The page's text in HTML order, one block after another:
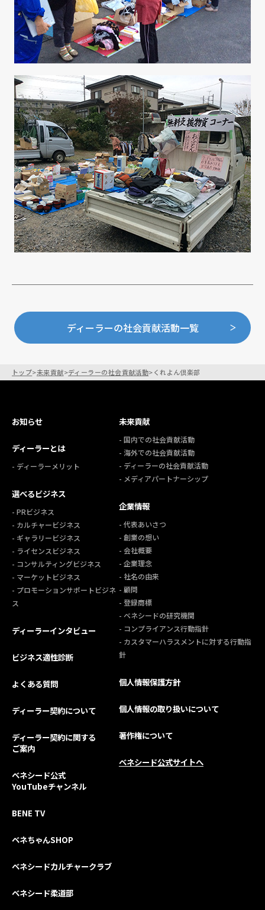
ディーラーの社会貢献活動一覧
トップ>未来貢献>ディーラーの社会貢献活動>くれよん倶楽部
お知らせ
ディーラーとは
- ディーラーメリット
選べるビジネス
- PRビジネス
- カルチャービジネス
- ギャラリービジネス
- ライセンスビジネス
- コンサルティングビジネス
- マーケットビジネス
- プロモーションサポートビジネ
ス
ディーラーインタビュー
ビジネス適性診断
よくある質問
ディーラー契約について
ディーラー契約に関する
ご案内
ベネシード公式
YouTubeチャンネル
BENE TV
ベネちゃんSHOP
ベネシードカルチャークラブ
ベネシード柔道部
未来貢献
- 国内での社会貢献活動
- 海外での社会貢献活動
- ディーラーの社会貢献活動
- メディアパートナーシップ
企業情報
- 代表あいさつ
- 創業の想い
- 会社概要
- 企業理念
- 社名の由来
- 顧問
- 登録商標
- ベネシードの研究機関
- コンプライアンス行動指針
- カスタマーハラスメントに対する行動指
針
個人情報保護方針
個人情報の取り扱いについて
著作権について
ベネシード公式サイトへ